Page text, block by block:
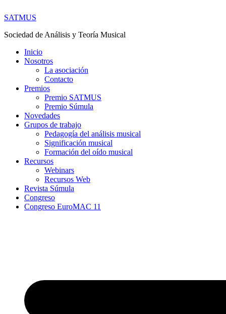
SATMUS
Sociedad de Análisis y Teoría Musical
Inicio
Nosotros
La asociación
Contacto
Premios
Premio SATMUS
Premio Súmula
Novedades
Grupos de trabajo
Pedagogía del análisis musical
Significación musical
Formación del oído musical
Recursos
Webinars
Recursos Web
Revista Súmula
Congreso
Congreso EuroMAC 11